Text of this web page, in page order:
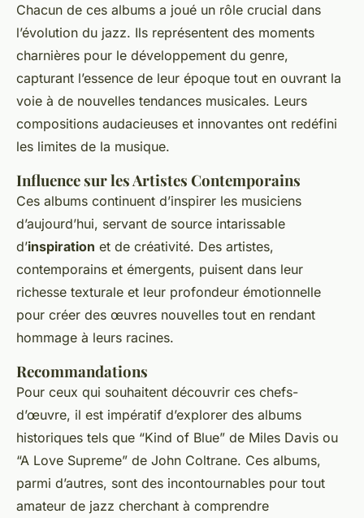
Chacun de ces albums a joué un rôle crucial dans
l’évolution du jazz. Ils représentent des moments
charnières pour le développement du genre,
capturant l’essence de leur époque tout en ouvrant la
voie à de nouvelles tendances musicales. Leurs
compositions audacieuses et innovantes ont redéfini
les limites de la musique.
Influence sur les Artistes Contemporains
Ces albums continuent d’inspirer les musiciens
d’aujourd’hui, servant de source intarissable
d’inspiration et de créativité. Des artistes,
contemporains et émergents, puisent dans leur
richesse texturale et leur profondeur émotionnelle
pour créer des œuvres nouvelles tout en rendant
hommage à leurs racines.
Recommandations
Pour ceux qui souhaitent découvrir ces chefs-
d’œuvre, il est impératif d’explorer des albums
historiques tels que “Kind of Blue” de Miles Davis ou
“A Love Supreme” de John Coltrane. Ces albums,
parmi d’autres, sont des incontournables pour tout
amateur de jazz cherchant à comprendre